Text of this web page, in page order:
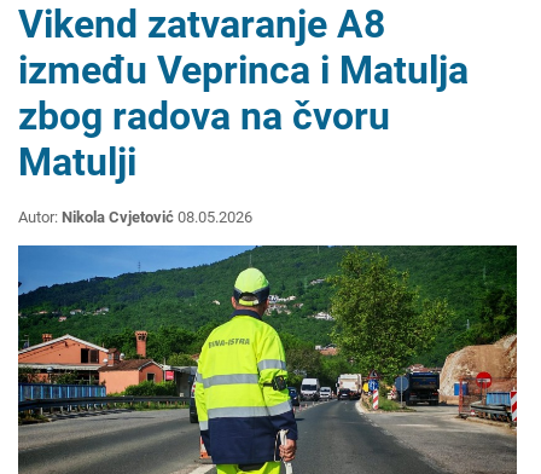
Vikend zatvaranje A8
između Veprinca i Matulja
zbog radova na čvoru
Matulji
Autor: Nikola Cvjetović 08.05.2026